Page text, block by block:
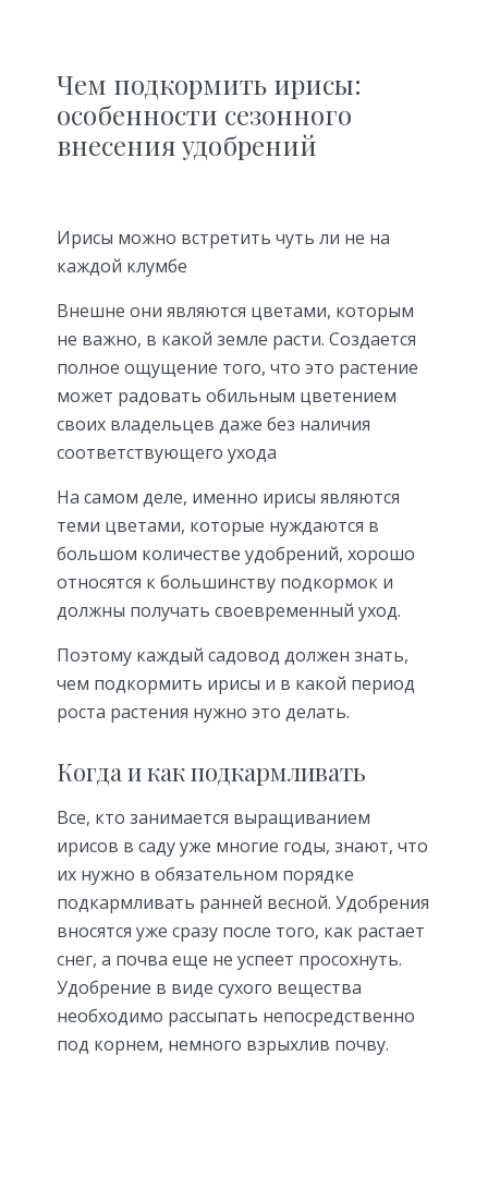
Чем подкормить ирисы:
особенности сезонного
внесения удобрений
Ирисы можно встретить чуть ли не на
каждой клумбе
Внешне они являются цветами, которым
не важно, в какой земле расти. Создается
полное ощущение того, что это растение
может радовать обильным цветением
своих владельцев даже без наличия
соответствующего ухода
На самом деле, именно ирисы являются
теми цветами, которые нуждаются в
большом количестве удобрений, хорошо
относятся к большинству подкормок и
должны получать своевременный уход.
Поэтому каждый садовод должен знать,
чем подкормить ирисы и в какой период
роста растения нужно это делать.
Когда и как подкармливать
Все, кто занимается выращиванием
ирисов в саду уже многие годы, знают, что
их нужно в обязательном порядке
подкармливать ранней весной. Удобрения
вносятся уже сразу после того, как растает
снег, а почва еще не успеет просохнуть.
Удобрение в виде сухого вещества
необходимо рассыпать непосредственно
под корнем, немного взрыхлив почву.